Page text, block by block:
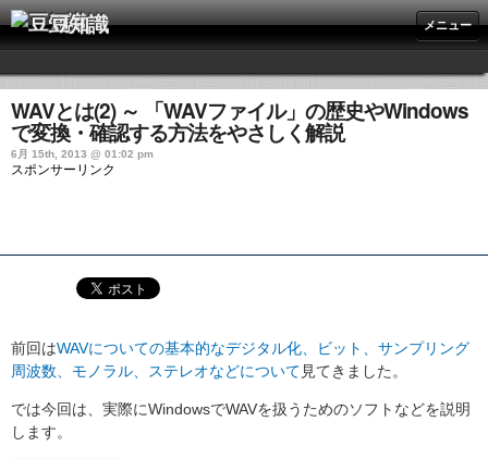
豆知識 メニュー
WAVとは(2) ～ 「WAVファイル」の歴史やWindows
で変換・確認する方法をやさしく解説
6月 15th, 2013 @ 01:02 pm
スポンサーリンク
前回はWAVについての基本的なデジタル化、ビット、サンプリング
周波数、モノラル、ステレオなどについて 見てきました。
では今回は、実際にWindowsでWAVを扱うためのソフトなどを説明
します。